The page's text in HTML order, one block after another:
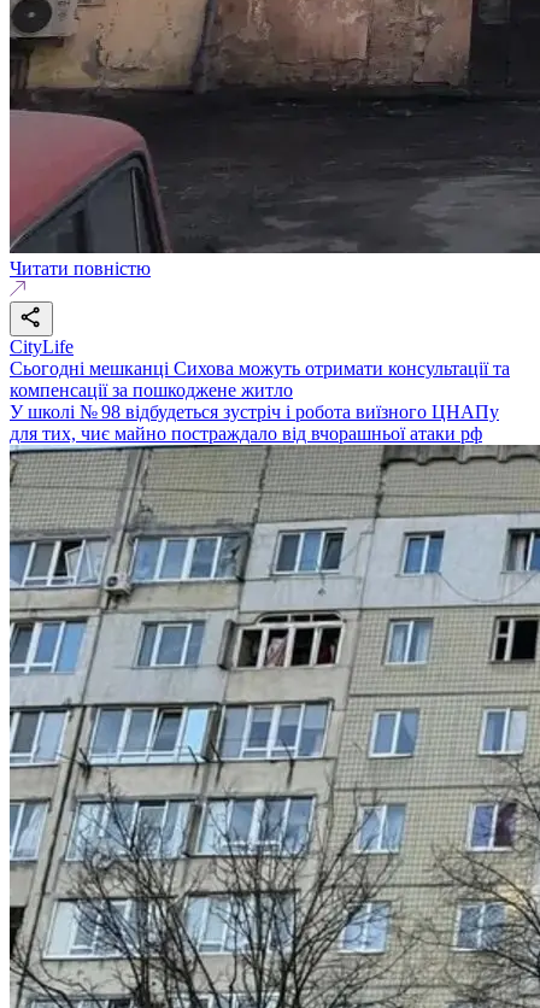
Читати повністю
CityLife
Сьогодні мешканці Сихова можуть отримати консультації та
компенсації за пошкоджене житло
У школі № 98 відбудеться зустріч і робота виїзного ЦНАПу
для тих, чиє майно постраждало від вчорашньої атаки рф